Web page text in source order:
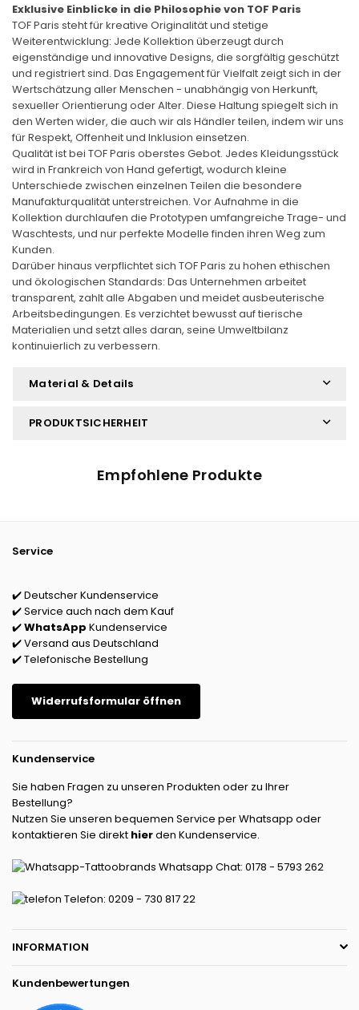
Exklusive Einblicke in die Philosophie von TOF Paris
TOF Paris steht für kreative Originalität und stetige
Weiterentwicklung: Jede Kollektion überzeugt durch
eigenständige und innovative Designs, die sorgfältig geschützt
und registriert sind. Das Engagement für Vielfalt zeigt sich in der
Wertschätzung aller Menschen - unabhängig von Herkunft,
sexueller Orientierung oder Alter. Diese Haltung spiegelt sich in
den Werten wider, die auch wir als Händler teilen, indem wir uns
für Respekt, Offenheit und Inklusion einsetzen.
Qualität ist bei TOF Paris oberstes Gebot. Jedes Kleidungsstück
wird in Frankreich von Hand gefertigt, wodurch kleine
Unterschiede zwischen einzelnen Teilen die besondere
Manufakturqualität unterstreichen. Vor Aufnahme in die
Kollektion durchlaufen die Prototypen umfangreiche Trage- und
Waschtests, und nur perfekte Modelle finden ihren Weg zum
Kunden.
Darüber hinaus verpflichtet sich TOF Paris zu hohen ethischen
und ökologischen Standards: Das Unternehmen arbeitet
transparent, zahlt alle Abgaben und meidet ausbeuterische
Arbeitsbedingungen. Es verzichtet bewusst auf tierische
Materialien und setzt alles daran, seine Umweltbilanz
kontinuierlich zu verbessern.
Material & Details
PRODUKTSICHERHEIT
Empfohlene Produkte
Service
✔️ Deutscher Kundenservice
✔️ Service auch nach dem Kauf
✔️WhatsApp Kundenservice
✔️ Versand aus Deutschland
✔️ Telefonische Bestellung
Widerrufsformular öffnen
Kundenservice
Sie haben Fragen zu unseren Produkten oder zu Ihrer
Bestellung?
Nutzen Sie unseren bequemen Service per Whatsapp oder
kontaktieren Sie direkt hierden Kundenservice.
Whatsapp Chat: 0178 - 5793 262
Telefon: 0209 - 730 817 22
INFORMATION
Kundenbewertungen